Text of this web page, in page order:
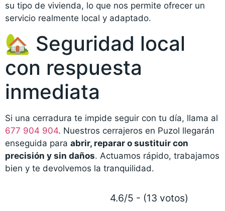
su tipo de vivienda, lo que nos permite ofrecer un
servicio realmente local y adaptado.
🏡 Seguridad local
con respuesta
inmediata
Si una cerradura te impide seguir con tu día, llama al
677 904 904. Nuestros cerrajeros en Puzol llegarán
enseguida para abrir, reparar o sustituir con
precisión y sin daños. Actuamos rápido, trabajamos
bien y te devolvemos la tranquilidad.
4.6/5 - (13 votos)